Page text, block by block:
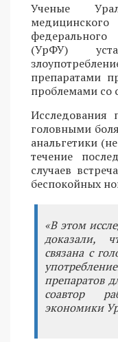
Ученые
(УрФУ)
препаратами
проблемами со
Исследования
головными
анальгетики
течение
случаев
беспокойных
«В этом
доказали,
связана с
препаратов
соавтор
экономики